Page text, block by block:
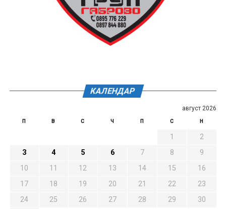
КАЛЕНДАР
август 2026
П В С Ч П С Н
1
2
3
4 5 6 7 8
9
10
11 12 13 14 15
16
17
18 19 20 21 22
23
24
25 26 27 28 29 30